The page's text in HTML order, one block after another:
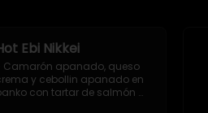
Ebi Nikkei
Camarón apanado, queso
y cebollin apanado en
con tartar de salmón